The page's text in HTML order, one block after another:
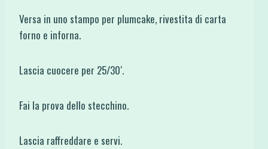
Versa in uno stampo per plumcake, rivestita di carta
forno e inforna.
Lascia cuocere per 25/30′.
Fai la prova dello stecchino.
Lascia raffreddare e servi.